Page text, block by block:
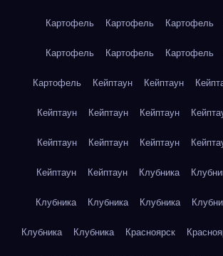
Картофель Картофель Картофель
Картофель Картофель Картофель
Картофель Кейптаун Кейптаун
Кейптаун Кейптаун Кейптаун
Кейптаун Кейптаун Кейптаун
Кейптаун Кейптаун Клубника
Клубника Клубника Клубника
Клубника Клубника Красноярск